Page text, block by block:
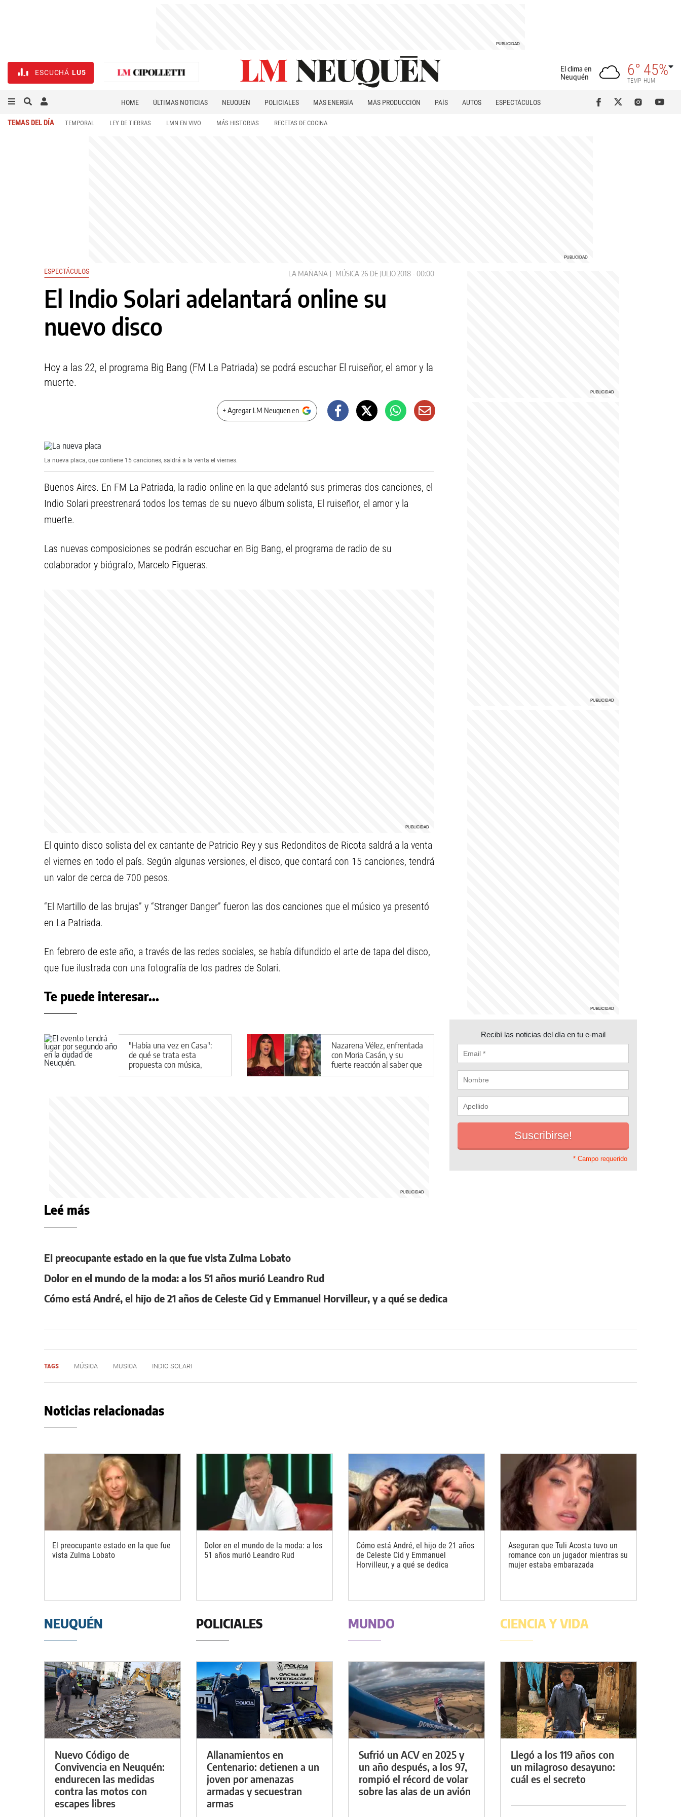
ESCUCHÁ LU5
El clima en
Neuquén
6°
TEMP
45%
HUM
HOME ÚLTIMAS NOTICIAS NEUQUÉN POLICIALES MÁS ENERGÍA MÁS PRODUCCIÓN PAÍS AUTOS
ESPECTÁCULOS
TEMAS DEL DÍA TEMPORAL LEY DE TIERRAS LMN EN VIVO MÁS HISTORIAS RECETAS DE COCINA
ESPECTÁCULOS LA MAÑANA MÚSICA 26 DE JULIO 2018 - 00:00
El Indio Solari adelantará online su
nuevo disco
Hoy a las 22, el programa Big Bang (FM La Patriada) se podrá escuchar El ruiseñor, el amor y la
muerte.
+ Agregar LM Neuquen en
La nueva placa, que contiene 15 canciones, saldrá a la venta el viernes.
Buenos Aires. En FM La Patriada, la radio online en la que adelantó sus primeras dos canciones, el
Indio Solari preestrenará todos los temas de su nuevo álbum solista, El ruiseñor, el amor y la
muerte.
Las nuevas composiciones se podrán escuchar en Big Bang, el programa de radio de su
colaborador y biógrafo, Marcelo Figueras.
El quinto disco solista del ex cantante de Patricio Rey y sus Redonditos de Ricota saldrá a la venta
el viernes en todo el país. Según algunas versiones, el disco, que contará con 15 canciones, tendrá
un valor de cerca de 700 pesos.
“El Martillo de las brujas” y “Stranger Danger” fueron las dos canciones que el músico ya presentó
en La Patriada.
En febrero de este año, a través de las redes sociales, se había difundido el arte de tapa del disco,
que fue ilustrada con una fotografía de los padres de Solari.
Te puede interesar...
"Había una vez en Casa":
de qué se trata esta
propuesta con música,
juegos y espectáculos
Nazarena Vélez, enfrentada
con Moria Casán, y su
fuerte reacción al saber que
aparecería en la serie de la
Recibí las noticias del día en tu e-mail
* Campo requerido
Leé más
El preocupante estado en la que fue vista Zulma Lobato
Dolor en el mundo de la moda: a los 51 años murió Leandro Rud
Cómo está André, el hijo de 21 años de Celeste Cid y Emmanuel Horvilleur, y a qué se dedica
TAGS MÚSICA MUSICA INDIO SOLARI
Noticias relacionadas
El preocupante estado en la que fue
vista Zulma Lobato
Dolor en el mundo de la moda: a los
51 años murió Leandro Rud
Cómo está André, el hijo de 21 años
de Celeste Cid y Emmanuel
Horvilleur, y a qué se dedica
Aseguran que Tuli Acosta tuvo un
romance con un jugador mientras su
mujer estaba embarazada
NEUQUÉN
Nuevo Código de
Convivencia en Neuquén:
endurecen las medidas
contra las motos con
escapes libres
POLICIALES
Allanamientos en
Centenario: detienen a un
joven por amenazas
armadas y secuestran
armas
MUNDO
Sufrió un ACV en 2025 y
un año después, a los 97,
rompió el récord de volar
sobre las alas de un avión
CIENCIA Y VIDA
Llegó a los 119 años con
un milagroso desayuno:
cuál es el secreto